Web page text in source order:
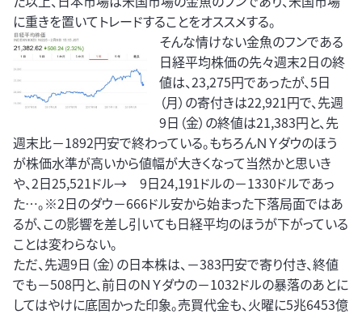
に重きを置いてトレードすることをオススメする。
そんな情けない金魚のフンである
日経平均株価の先々週末2日の終
値は、23,275円であったが、5日
（月）の寄付きは22,921円で、先週
9日（金）の終値は21,383円と、先
週末比－1892円安で終わっている。もちろんＮＹダウのほう
が株価水準が高いから値幅が大きくなって当然かと思いき
や、2日25,521ドル→ 9日24,191ドルの－1330ドルであっ
た…。※2日のダウ－666ドル安から始まった下落局面ではあ
るが、この影響を差し引いても日経平均のほうが下がっている
ことは変わらない。
ただ、先週9日（金）の日本株は、－383円安で寄り付き、終値
でも－508円と、前日のＮＹダウの－1032ドルの暴落のあとに
してはやけに底固かった印象。売買代金も、火曜に5兆6453億